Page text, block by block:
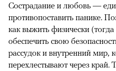
Сострадание и любовь —
противопоставить панике.
как выжить физически
обеспечить свою
рассудок и внутренний мир,
перехлестывают через край.